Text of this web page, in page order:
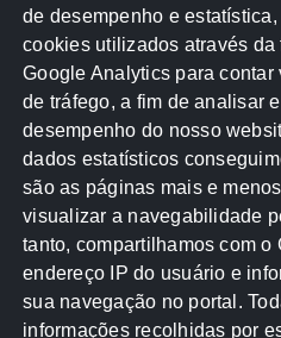
Acontece na Rede AGU
Atricon Audicom
CREA-MT Eventos
MPF Notícias PF
Receita Federal Sem
TCE-MT TCU TRE
de desempenho e
cookies utilizados através da
Google Analytics para contar
de tráfego, a fim de analisar
desempenho do nosso
dados estatísticos
são as páginas mais e
visualizar a navegabilidade
tanto, compartilhamos com o
endereço IP do usuário e
sua navegação no portal.
informações recolhidas por